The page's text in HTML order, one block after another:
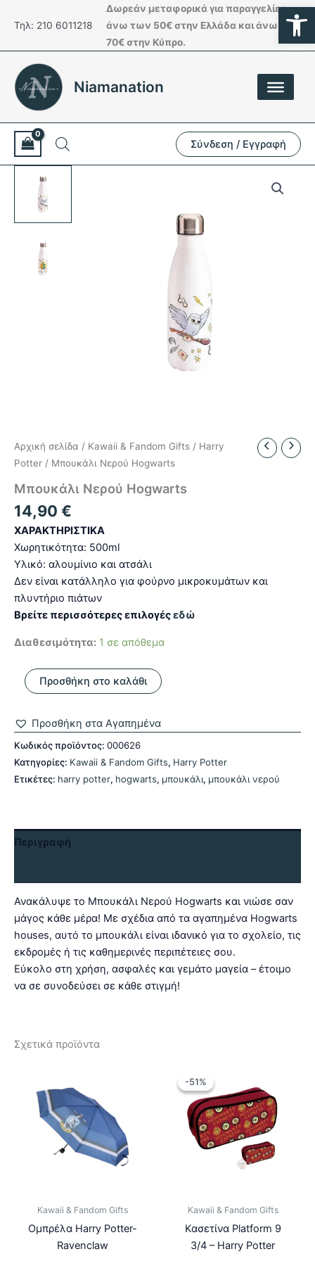
στοΤηλ: 210 6011218
Δωρεάν μεταφορικά για παραγγελίες
άνω των 50€ στην Ελλάδα και άνω των
70€ στην Κύπρο.
Niamanation
Σύνδεση / Εγγραφή
Αρχική σελίδα / Kawaii & Fandom Gifts / Harry
Potter / Μπουκάλι Νερού Hogwarts
Μπουκάλι Νερού Hogwarts
14,90 €
ΧΑΡΑΚΤΗΡΙΣΤΙΚΑ
Χωρητικότητα: 500ml
Υλικό: αλουμίνιο και ατσάλι
Δεν είναι κατάλληλο για φούρνο μικροκυμάτων και
πλυντήριο πιάτων
Βρείτε περισσότερες επιλογέςεδώ
Διαθεσιμότητα: 1 σε απόθεμα
Μπουκάλι
Νερού
ποσότητα
Προσθήκη στο καλάθι
Προσθήκη στα Αγαπημένα
Κωδικός προϊόντος: 000626
Κατηγορίες: Kawaii & Fandom Gifts, Harry Potter
Ετικέτες: harry potter, hogwarts, μπουκάλι, μπουκάλι νερού
Περιγραφή
Ανακάλυψε το Μπουκάλι Νερού Hogwarts και νιώσε σαν
μάγος κάθε μέρα! Με σχέδια από τα αγαπημένα Hogwarts
houses, αυτό το μπουκάλι είναι ιδανικό για το σχολείο, τις
εκδρομές ή τις καθημερινές περιπέτειες σου.
Εύκολο στη χρήση, ασφαλές και γεμάτο μαγεία – έτοιμο
να σε συνοδεύσει σε κάθε στιγμή!
Σχετικά προϊόντα
Kawaii & Fandom Gifts
Ομπρέλα Harry Potter-
Ravenclaw
-51%
-51%
Kawaii & Fandom Gifts
Κασετίνα Platform 9
3/4 – Harry Potter